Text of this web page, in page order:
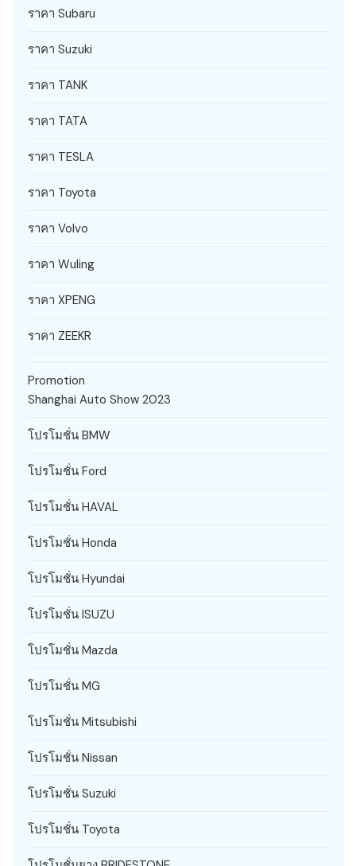
ราคา Subaru
ราคา Suzuki
ราคา TANK
ราคา TATA
ราคา TESLA
ราคา Toyota
ราคา Volvo
ราคา Wuling
ราคา XPENG
ราคา ZEEKR
Promotion
Shanghai Auto Show 2023
โปรโมชั่น BMW
โปรโมชั่น Ford
โปรโมชั่น HAVAL
โปรโมชั่น Honda
โปรโมชั่น Hyundai
โปรโมชั่น ISUZU
โปรโมชั่น Mazda
โปรโมชั่น MG
โปรโมชั่น Mitsubishi
โปรโมชั่น Nissan
โปรโมชั่น Suzuki
โปรโมชั่น Toyota